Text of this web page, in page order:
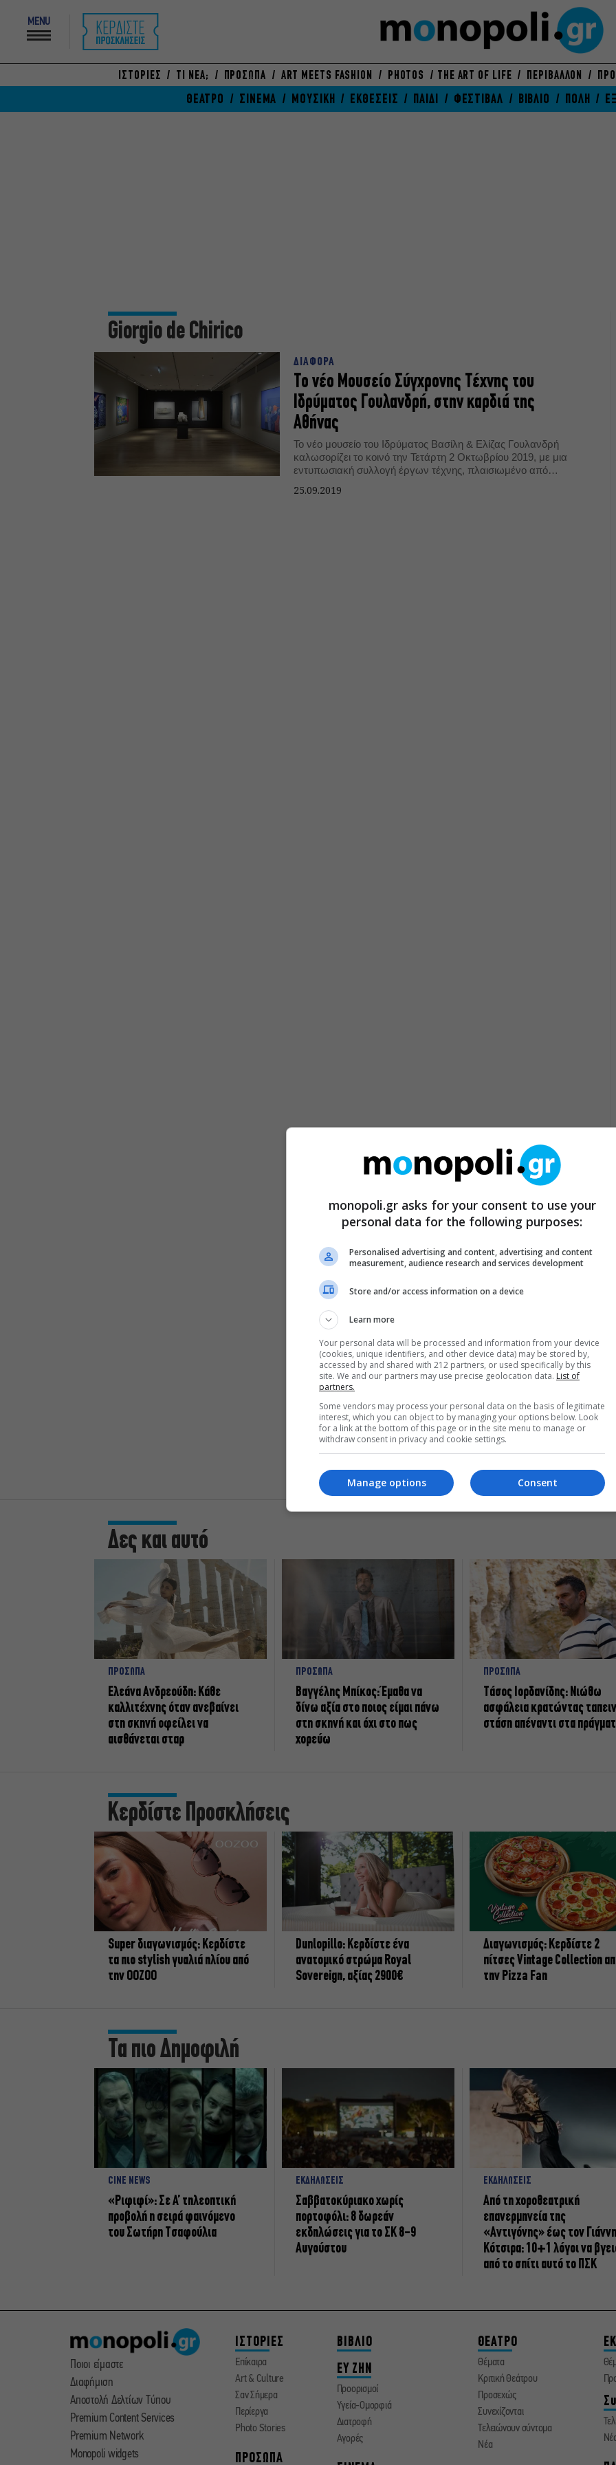
MENU
ΙΣΤΟΡΙΕΣ ΤΙ ΝΕΑ; ΠΡΟΣΩΠΑ ART MEETS FASHION PHOTOS THE ART OF LIFE ΠΕΡΙΒΑΛΛΟΝ
ΘΕΑΤΡΟ ΣΙΝΕΜΑ ΜΟΥΣΙΚΗ ΕΚΘΕΣΕΙΣ ΠΑΙΔΙ ΦΕΣΤΙΒΑΛ ΒΙΒΛΙΟ ΠΟΛΗ
Giorgio de Chirico
ΔΙΑΦΟΡΑ
Το νέο Μουσείο Σύγχρονης Τέχνης του
Ιδρύματος Γουλανδρή, στην καρδιά της
Αθήνας
Το νέο μουσείο του Ιδρύματος Βασίλη & Ελίζας Γουλανδρή
καλωσορίζει το κοινό την Τετάρτη 2 Οκτωβρίου 2019, με μια
εντυπωσιακή συλλογή έργων τέχνης, πλαισιωμένο από
25.09.2019
Δες και αυτό
ΠΡΟΣΩΠΑ
Ελεάνα Ανδρεούδη: Κάθε
καλλιτέχνης όταν ανεβαίνει
στη σκηνή οφείλει να
αισθάνεται σταρ
ΠΡΟΣΩΠΑ
Βαγγέλης Μπίκος: Έμαθα να
δίνω αξία στο ποιος είμαι πάνω
στη σκηνή και όχι στο πως
χορεύω
ΠΡΟΣΩΠΑ
Tάσος Ιορδανίδης: Νιώθω
ασφάλεια κρατώντας
στάση απέναντι στα
Κερδίστε Προσκλήσεις
Super διαγωνισμός: Κερδίστε
τα πιο stylish γυαλιά ηλίου από
την OOZOO
Dunlopillo: Κερδίστε ένα
ανατομικό στρώμα Royal
Sovereign, αξίας 2900€
Διαγωνισμός: Κερδίστε 2
πίτσες Vintage Collection
την Pizza Fan
Τα πιο Δημοφιλή
CINE NEWS
«Ριφιφί»: Σε Α’ τηλεοπτική
προβολή η σειρά φαινόμενο
του Σωτήρη Τσαφούλια
ΕΚΔΗΛΩΣΕΙΣ
Σαββατοκύριακο χωρίς
πορτοφόλι: 8 δωρεάν
εκδηλώσεις για το ΣΚ 8-9
Αυγούστου
ΕΚΔΗΛΩΣΕΙΣ
Από τη χοροθεατρική
επανερμηνεία της
«Αντιγόνης» έως τον Γιάννη
Κότσιρα: 10+1 λόγοι να
από το σπίτι αυτό το ΠΣΚ
Ποιοι είμαστε
Διαφήμιση
Αποστολή Δελτίων Τύπου
Premium Content Services
Premium Network
Monopoli widgets
ΙΣΤΟΡΙΕΣ
Επίκαιρα
Art & Culture
Σαν Σήμερα
Περίεργα
Photo Stories
ΠΡΟΣΩΠΑ
ΒΙΒΛΙΟ
ΕΥ ΖΗΝ
Προορισμοί
Υγεία-Ομορφιά
Διατροφή
Αγορές
ΘΕΑΤΡΟ
Θέματα
Κριτική Θεάτρου
Προσεχώς
Συνεχίζονται
Τελειώνουν σύντομα
Νέα
monopoli.gr asks for your consent to use your
personal data for the following purposes:
Personalised advertising and content, advertising and content
measurement, audience research and services development
Store and/or access information on a device
Learn more
Your personal data will be processed and information from your device
(cookies, unique identifiers, and other device data) may be stored by,
accessed by and shared with 212 partners, or used specifically by this
site. We and our partners may use precise geolocation data. List of
partners.
Some vendors may process your personal data on the basis of legitimate
interest, which you can object to by managing your options below. Look
for a link at the bottom of this page or in the site menu to manage or
withdraw consent in privacy and cookie settings.
Consent
Manage options